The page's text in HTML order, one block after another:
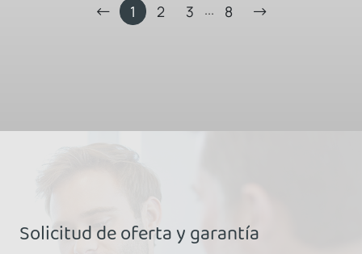
1 2 3 ... 8
Solicitud de oferta y garantía